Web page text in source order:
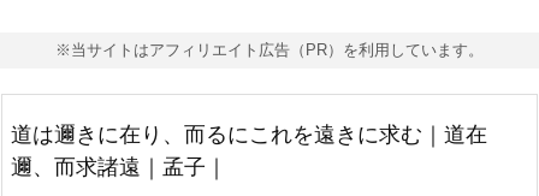
※当サイトはアフィリエイト広告（PR）を利用しています。
道は邇きに在り、而るにこれを遠きに求む｜道在
邇、而求諸遠｜孟子｜